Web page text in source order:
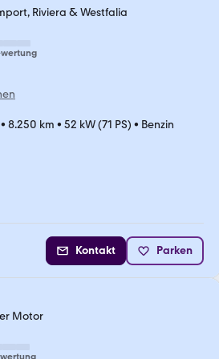
Riviera & Westfalia
• 8.250 km • 52 kW (71 PS) • Benzin
Kontakt Parken
Motor